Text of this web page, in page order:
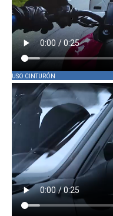
USO CINTURÓN